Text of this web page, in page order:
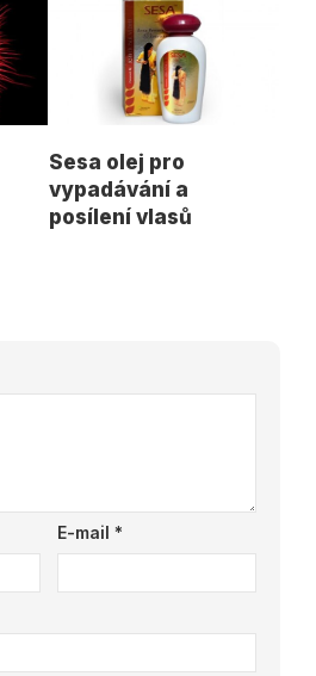
Sesa olej pro
vypadávání a
posílení vlasů
E-mail *